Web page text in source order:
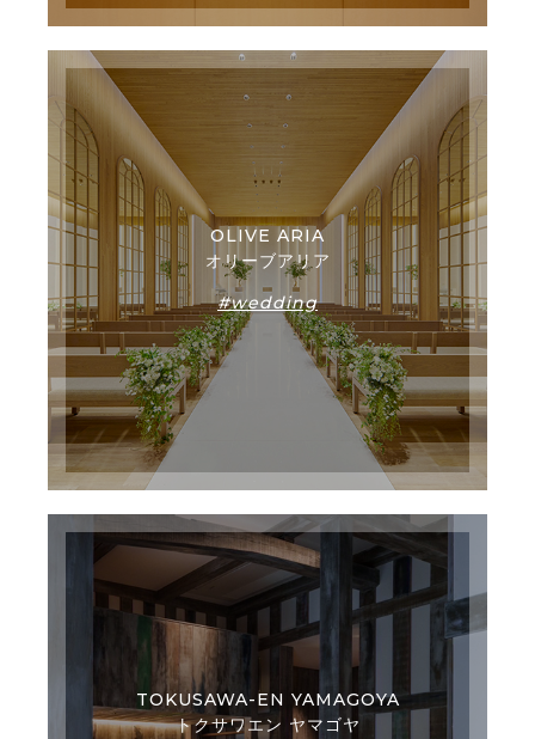
OLIVE ARIA
オリーブアリア
#wedding
TOKUSAWA-EN YAMAGOYA
トクサワエン ヤマゴヤ